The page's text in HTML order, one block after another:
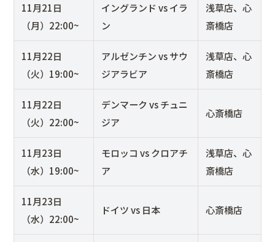
11月21日
（月）22:00~
イングランド vs イラ
ン
浅草店、心
斎橋店
11月22日
（火）19:00~
アルゼンチン vs サウ
ジアラビア
浅草店、心
斎橋店
11月22日
（火）22:00~
デンマーク vs チュニ
ジア
心斎橋店
11月23日
（水）19:00~
モロッコ vs クロアチ
ア
浅草店、心
斎橋店
11月23日
（水）22:00~
ドイツ vs 日本 心斎橋店